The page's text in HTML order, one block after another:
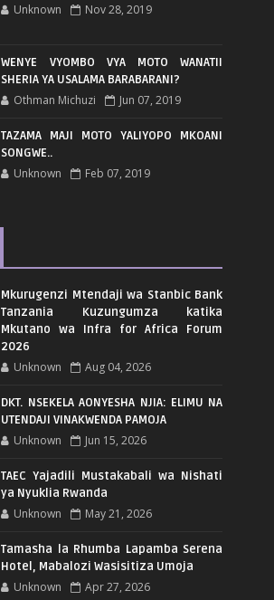
Unknown Nov 28, 2019
WENYE VYOMBO VYA MOTO WANATII
SHERIA YA USALAMA BARABARANI?
Othman Michuzi Jun 07, 2019
TAZAMA MAJI MOTO YALIYOPO MKOANI
SONGWE..
Unknown Feb 07, 2019
Mkurugenzi Mtendaji wa Stanbic Bank
Tanzania Kuzungumza katika
Mkutano wa Infra for Africa Forum
2026
Unknown Aug 04, 2026
DKT. NSEKELA AONYESHA NJIA: ELIMU NA
UTENDAJI VINAKWENDA PAMOJA
Unknown Jun 15, 2026
TAEC Yajadili Mustakabali wa Nishati
ya Nyuklia Rwanda
Unknown May 21, 2026
Tamasha la Rhumba Lapamba Serena
Hotel, Mabalozi Wasisitiza Umoja
Unknown Apr 27, 2026